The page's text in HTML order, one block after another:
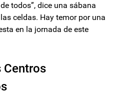
todos”, dice una sábana
celdas. Hay temor por una
en la jornada de este
Centros